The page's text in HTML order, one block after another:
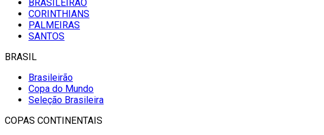
BRASILEIRÃO
CORINTHIANS
PALMEIRAS
SANTOS
BRASIL
Brasileirão
Copa do Mundo
Seleção Brasileira
COPAS CONTINENTAIS